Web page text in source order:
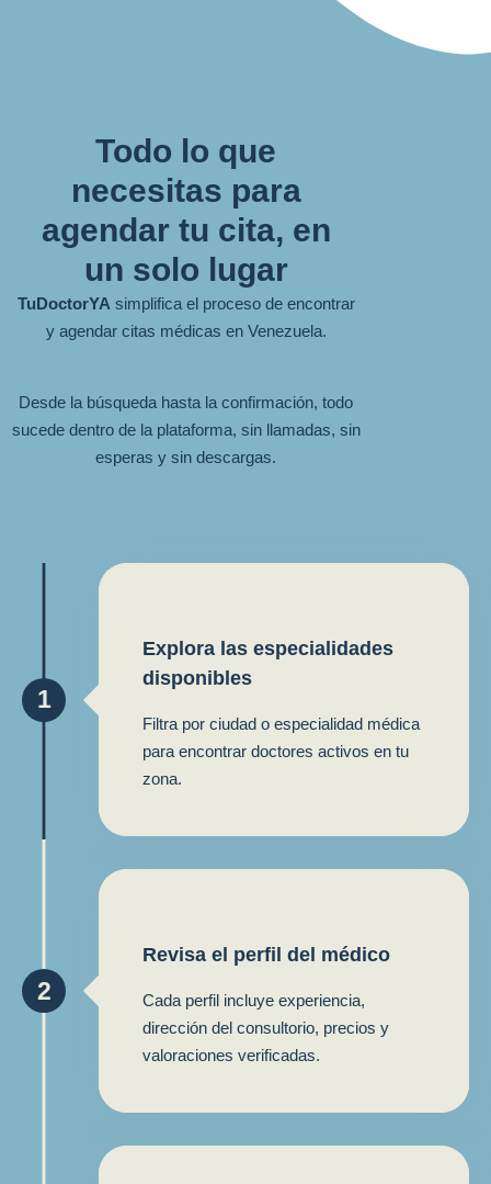
Todo lo que
necesitas para
agendar tu cita, en
un solo lugar
TuDoctorYA simplifica el proceso de encontrar
y agendar citas médicas en Venezuela.
Desde la búsqueda hasta la confirmación, todo
sucede dentro de la plataforma, sin llamadas, sin
esperas y sin descargas.
Explora las especialidades
disponibles
Filtra por ciudad o especialidad médica
para encontrar doctores activos en tu
zona.
1
Revisa el perfil del médico
Cada perfil incluye experiencia,
dirección del consultorio, precios y
valoraciones verificadas.
2